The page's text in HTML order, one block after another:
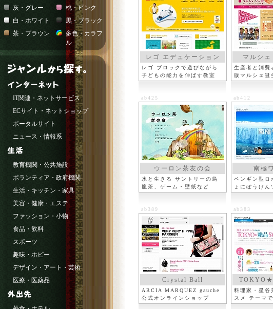
レゴ エデュケーション
レゴ ブロックで遊びながら
子どもの能力を伸ばす教室
マルシェ
生産者と消費
版マルシェ誕
ab425
ウーロン茶友の会
水と生きる サントリーの烏
龍茶、ゲーム・壁紙など
ab412
南極
ペンギン型ロ
ょにぼうけん
ab389
Crystal Ball
ARCIA MARQUEZ gauche
公式オンラインショップ
ab383
TOKYO★
料理家・星谷
スメ テーマ
ツ
灰・グレー
桃・ピンク
白・ホワイト
黒・ブラック
茶・ブラウン
多色・カラフ
ル
IT関連・ネットサービス
ECサイト・ネットショップ
ポータルサイト
ニュース・情報系
教育機関・公共施設
ボランティア・政府機関
生活・キッチン・家具
美容・健康・エステ
ファッション・小物
食品・飲料
スポーツ
趣味・ホビー
デザイン・アート・芸術
医療・医薬品